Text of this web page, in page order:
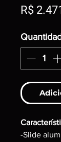
R$
-Slide